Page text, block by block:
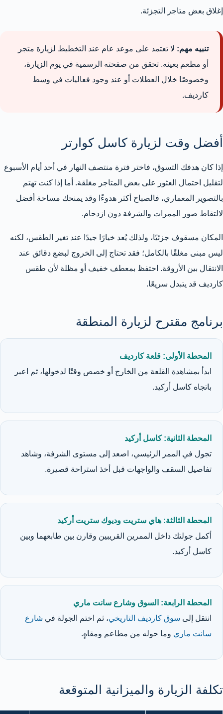
إغلاق بعض متاجر التجزئة.
تنبيه مهم: لا تعتمد على موعد عام عند التخطيط لزيارة متجر
أو مطعم بعينه. تحقق من صفحته الرسمية في يوم الزيارة،
وخصوصًا خلال العطلات أو عند وجود فعاليات في وسط
كارديف.
أفضل وقت لزيارة كاسل كوارتر
إذا كان هدفك التسوق، فاختر فترة منتصف النهار في أحد أيام الأسبوع
لتقليل احتمال العثور على بعض المتاجر مغلقة. أما إذا كنت تهتم
بالتصوير المعماري، فالصباح أكثر هدوءًا وقد يمنحك مساحة أفضل
لالتقاط صور الممرات والشرفة دون ازدحام.
المكان مسقوف جزئيًا، ولذلك يُعد خيارًا جيدًا عند تغير الطقس، لكنه
ليس مبنى مغلقًا بالكامل؛ فقد تحتاج إلى الخروج لبضع دقائق عند
الانتقال بين الأروقة. احتفظ بمعطف خفيف أو مظلة لأن طقس
كارديف قد يتبدل سريعًا.
برنامج مقترح لزيارة المنطقة
المحطة الأولى: قلعة كارديف
ابدأ بمشاهدة القلعة من الخارج أو خصص وقتًا لدخولها، ثم اعبر
باتجاه كاسل أركيد.
المحطة الثانية: كاسل أركيد
تجول في الممر الرئيسي، اصعد إلى مستوى الشرفة، وشاهد
تفاصيل السقف والواجهات قبل أخذ استراحة قصيرة.
المحطة الثالثة: هاي ستريت وديوك ستريت أركيد
أكمل جولتك داخل الممرين القريبين وقارن بين طابعهما وبين
كاسل أركيد.
المحطة الرابعة: السوق وشارع سانت ماري
انتقل إلى سوق كارديف التاريخي، ثم اختم الجولة في شارع
سانت ماري وما حوله من مطاعم ومقاهٍ.
تكلفة الزيارة والميزانية المتوقعة